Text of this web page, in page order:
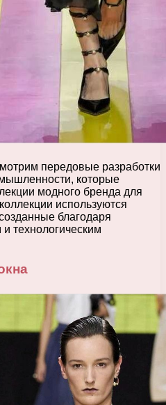
передовые разработки
которые
модного бренда для
используются
благодаря
технологическим